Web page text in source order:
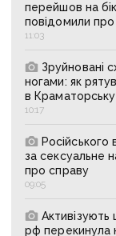
перейшов на
повідомили про
11:03
Зруйновані
ногами: як
в Краматорську
10:17
Російського
за сексуальне
про справу
09:05
рф перекинула